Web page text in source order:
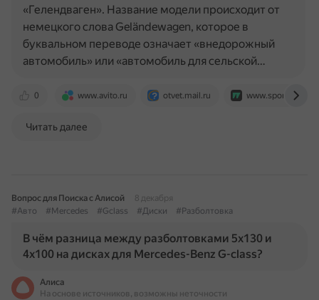
0 www.avito.ru otvet.mail.ru www.sports.ru
«Гелендваген». Название модели происходит от
немецкого слова Geländewagen, которое в
буквальном переводе означает «внедорожный
автомобиль» или «автомобиль для сельской…
Читать далее
Вопрос для Поиска с Алисой
8 декабря
#Авто
#Mercedes #Gclass #Диски #Разболтовка
В чём разница между разболтовками 5x130 и
4x100 на дисках для Mercedes-Benz G-class?
Алиса
На основе источников, возможны неточности